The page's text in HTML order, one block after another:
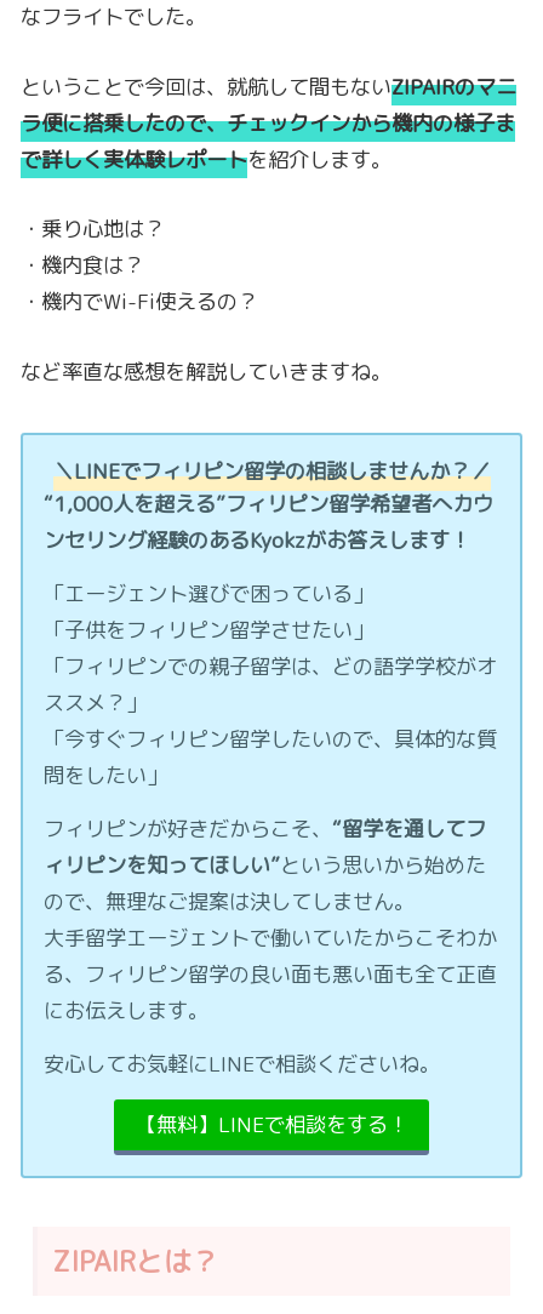
なフライトでした。
ということで今回は、就航して間もないZIPAIRのマニ
ラ便に搭乗したので、チェックインから機内の様子ま
で詳しく実体験レポートを紹介します。
・乗り心地は？
・機内食は？
・機内でWi-Fi使えるの？
など率直な感想を解説していきますね。
＼LINEでフィリピン留学の相談しませんか？／
“1,000人を超える”フィリピン留学希望者へカウ
ンセリング経験のあるKyokzがお答えします！
「エージェント選びで困っている」
「子供をフィリピン留学させたい」
「フィリピンでの親子留学は、どの語学学校がオ
ススメ？」
「今すぐフィリピン留学したいので、具体的な質
問をしたい」
フィリピンが好きだからこそ、 “留学を通してフ
ィリピンを知ってほしい”という思いから始めた
ので、無理なご提案は決してしません。
大手留学エージェントで働いていたからこそわか
る、フィリピン留学の良い面も悪い面も全て正直
にお伝えします。
安心してお気軽にLINEで相談くださいね。
【無料】LINEで相談をする！
ZIPAIRとは？